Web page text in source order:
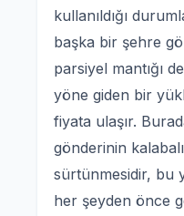
kullanıldığı
başka bir şehre
parsiyel mantığı
yöne giden bir
fiyata ulaşır.
gönderinin
sürtünmesidir, bu
her şeyden önce